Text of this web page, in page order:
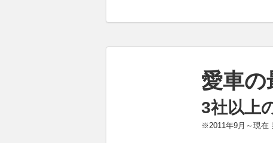
愛車の
3社以上
※2011年9月～現在